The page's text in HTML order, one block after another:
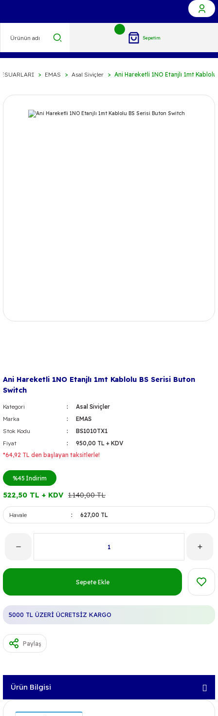
Sepetim
EMAS Asal Siviçler Ani Hareketli 1NO Etanjlı 1mt
Ani Hareketli 1NO Etanjlı 1mt Kablolu BS Serisi Buton
Switch
Kategori
Asal Siviçler
Marka
EMAS
Stok Kodu
BS1010TX1
Fiyat
950,00 TL + KDV
*64,92 TL den başlayan taksitlerle!
%45 İndirim
522,50 TL + KDV 1.140,00 TL
Havale 627,00 TL
Sepete Ekle
5000 TL ÜZERİ ÜCRETSİZ KARGO
Paylaş
Ürün Bilgisi